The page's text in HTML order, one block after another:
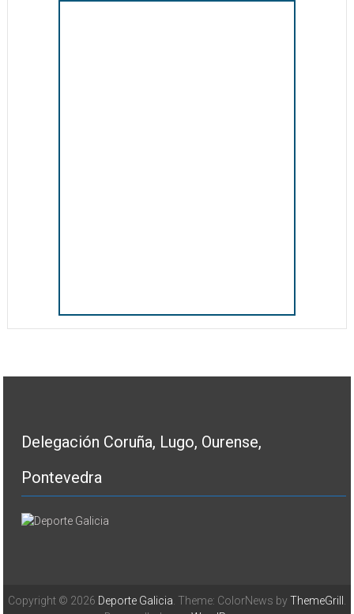
Delegación Coruña, Lugo, Ourense,
Pontevedra
Copyright © 2026 Deporte Galicia . Theme: ColorNews byThemeGrill